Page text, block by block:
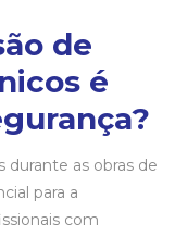
de
é
durante as obras de
para a
com